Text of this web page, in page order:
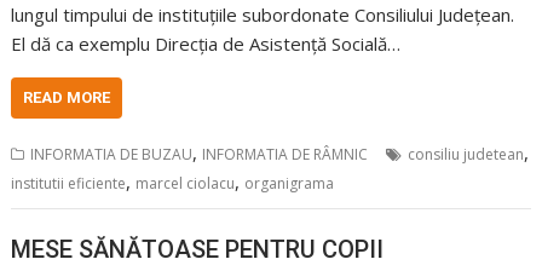
lungul timpului de instituțiile subordonate Consiliului Județean.
El dă ca exemplu Direcția de Asistență Socială…
READ MORE
INFORMATIA DE BUZAU, INFORMATIA DE RÂMNIC consiliu judetean,
institutii eficiente, marcel ciolacu, organigrama
MESE SĂNĂTOASE PENTRU COPII